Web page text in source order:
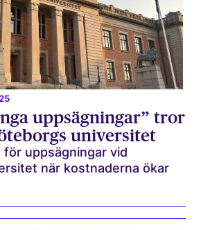
uppsägningar” tror
universitet
för uppsägningar vid
när kostnaderna ökar